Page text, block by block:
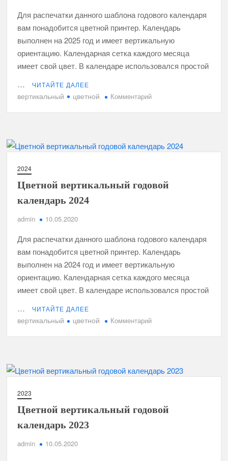
Для распечатки данного шаблона годового календаря
вам понадобится цветной принтер. Календарь
выполнен на 2025 год и имеет вертикальную
ориентацию. Календарная сетка каждого месяца
имеет свой цвет. В календаре использовался простой
…
ЧИТАЙТЕ ДАЛЕЕ
вертикальный цветной Комментарийк
2025
2024
Цветной вертикальный годовой
календарь 2024
admin 10.05.2020
Для распечатки данного шаблона годового календаря
вам понадобится цветной принтер. Календарь
выполнен на 2024 год и имеет вертикальную
ориентацию. Календарная сетка каждого месяца
имеет свой цвет. В календаре использовался простой
…
ЧИТАЙТЕ ДАЛЕЕ
вертикальный цветной Комментарийк
2024
2023
Цветной вертикальный годовой
календарь 2023
admin 10.05.2020